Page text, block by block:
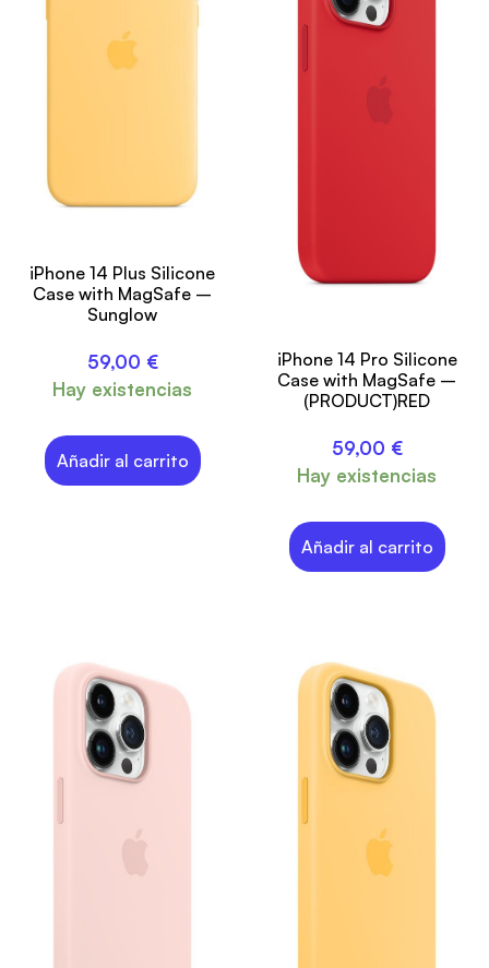
iPhone 14 Plus Silicone
Case with MagSafe –
Sunglow
59,00 €
Hay existencias
Añadir al carrito
iPhone 14 Pro Silicone
Case with MagSafe –
(PRODUCT)RED
59,00 €
Hay existencias
Añadir al carrito